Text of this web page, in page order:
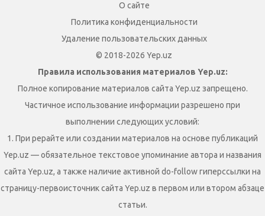
О сайте
Политика конфиденциальности
Удаление пользовательских данных
© 2018-2026 Yep.uz
Правила использования материалов Yep.uz:
Полное копирование материалов сайта Yep.uz запрещено.
Частичное использование информации разрешено при
выполнении следующих условий:
1. При рерайте или создании материалов на основе публикаций
Yep.uz — обязательное текстовое упоминание автора и названия
сайта Yep.uz, а также наличие активной do-follow гиперссылки на
страницу-первоисточник сайта Yep.uz в первом или втором абзаце
статьи.